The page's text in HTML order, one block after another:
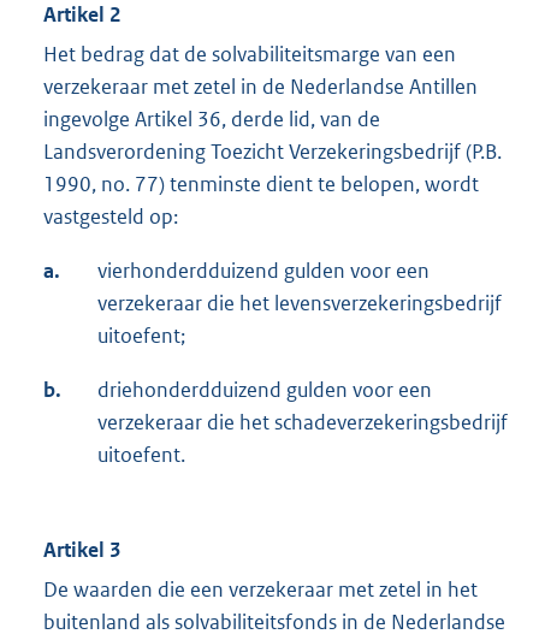
Artikel 2
Het bedrag dat de solvabiliteitsmarge van een
verzekeraar met zetel in de Nederlandse Antillen
ingevolge Artikel 36, derde lid, van de
Landsverordening Toezicht Verzekeringsbedrijf (P.B.
1990, no. 77) tenminste dient te belopen, wordt
vastgesteld op:
a.
vierhonderdduizend gulden voor een
verzekeraar die het levensverzekeringsbedrijf
uitoefent;
b.
driehonderdduizend gulden voor een
verzekeraar die het schadeverzekeringsbedrijf
uitoefent.
Artikel 3
De waarden die een verzekeraar met zetel in het
buitenland als solvabiliteitsfonds in de Nederlandse